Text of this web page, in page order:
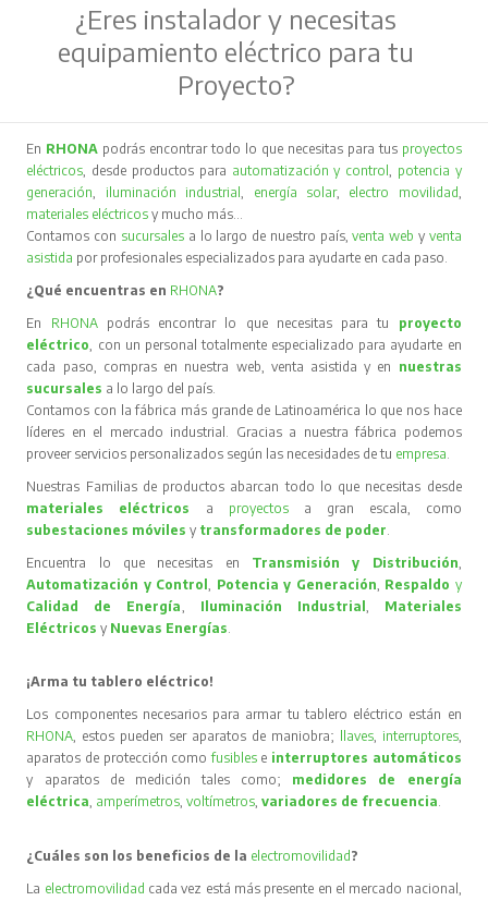
¿Eres instalador y necesitas
equipamiento eléctrico para tu
Proyecto?
En RHONA podrás encontrar todo lo que necesitas para tus proyectos
eléctricos, desde productos para automatización y control, potencia y
generación, iluminación industrial, energía solar, electro movilidad,
materiales eléctricos y mucho más…
Contamos con sucursales a lo largo de nuestro país,venta web y venta
asistida por profesionales especializados para ayudarte en cada paso.
¿Qué encuentras en RHONA?
En RHONA podrás encontrar lo que necesitas para tu proyecto
eléctrico, con un personal totalmente especializado para ayudarte en
cada paso, compras en nuestra web, venta asistida y en nuestras
sucursales a lo largo del país.
Contamos con la fábrica más grande de Latinoamérica lo que nos hace
líderes en el mercado industrial. Gracias a nuestra fábrica podemos
proveer servicios personalizados según las necesidades de tu empresa.
Nuestras Familias de productos abarcan todo lo que necesitas desde
materiales eléctricos
a proyectos
a gran escala, como
subestaciones móvilesy transformadores de poder.
Encuentra lo que necesitas en Transmisión y Distribución,
Automatización y Control, Potencia y Generación, Respaldo y
Calidad de Energía, Iluminación Industrial , Materiales
Eléctricos y Nuevas Energías.
¡Arma tu tablero eléctrico!
Los componentes necesarios para armar tu tablero eléctrico están en
RHONA, estos pueden ser aparatos de maniobra; llaves, interruptores,
aparatos de protección comofusibles e interruptores automáticos
y aparatos de medición tales como; medidores de energía
eléctrica, amperímetros,voltímetros,variadores de frecuencia.
¿Cuáles son los beneficios de la electromovilidad ?
La electromovilidad cada vez está más presente en el mercado nacional,